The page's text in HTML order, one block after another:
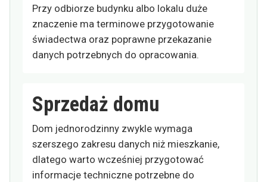
Przy odbiorze budynku albo lokalu duże
znaczenie ma terminowe przygotowanie
świadectwa oraz poprawne przekazanie
danych potrzebnych do opracowania.
Sprzedaż domu
Dom jednorodzinny zwykle wymaga
szerszego zakresu danych niż mieszkanie,
dlatego warto wcześniej przygotować
informacje techniczne potrzebne do